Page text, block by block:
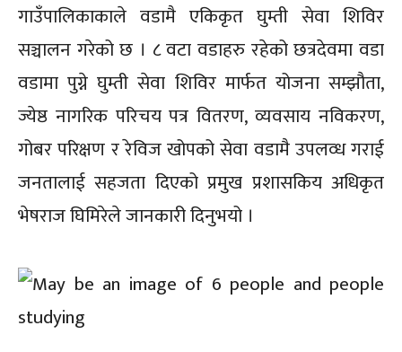
गाउँपालिकाकाले वडामै एकिकृत घुम्ती सेवा शिविर
सञ्चालन गरेको छ । ८ वटा वडाहरु रहेको छत्रदेवमा वडा
वडामा पुग्ने घुम्ती सेवा शिविर मार्फत योजना सम्झौता,
ज्येष्ठ नागरिक परिचय पत्र वितरण, व्यवसाय नविकरण,
गोबर परिक्षण र रेविज खोपको सेवा वडामै उपलव्ध गराई
जनतालाई सहजता दिएको प्रमुख प्रशासकिय अधिकृत
भेषराज घिमिरेले जानकारी दिनुभयो ।